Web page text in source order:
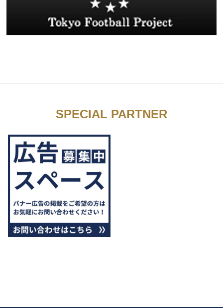
SPECIAL PARTNER